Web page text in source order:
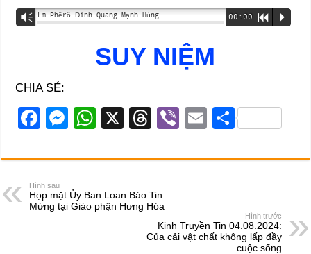
Vm Lm Phêrô Đinh Quang Mạnh Hùng 00:00 R P
SUY NIỆM
CHIA SẺ:
F
c
e
b
M
ss
e
n
W
at
A
X
T
e
d
s
Vi
er
E
ail
S
ar
Hình sau
Họp mặt Ủy Ban Loan Báo Tin
Mừng tại Giáo phận Hưng Hóa
Hình trước
Kinh Truyền Tin 04.08.2024:
Của cải vật chất không lấp đầy
cuộc sống